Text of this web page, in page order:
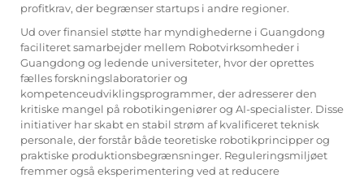
profitkrav, der begrænser startups i andre regioner.
Ud over finansiel støtte har myndighederne i Guangdong
faciliteret samarbejder mellem Robotvirksomheder i
Guangdong og ledende universiteter, hvor der oprettes
fælles forskningslaboratorier og
kompetenceudviklingsprogrammer, der adresserer den
kritiske mangel på robotikingeniører og AI-specialister. Disse
initiativer har skabt en stabil strøm af kvalificeret teknisk
personale, der forstår både teoretiske robotikprincipper og
praktiske produktionsbegrænsninger. Reguleringsmiljøet
fremmer også eksperimentering ved at reducere